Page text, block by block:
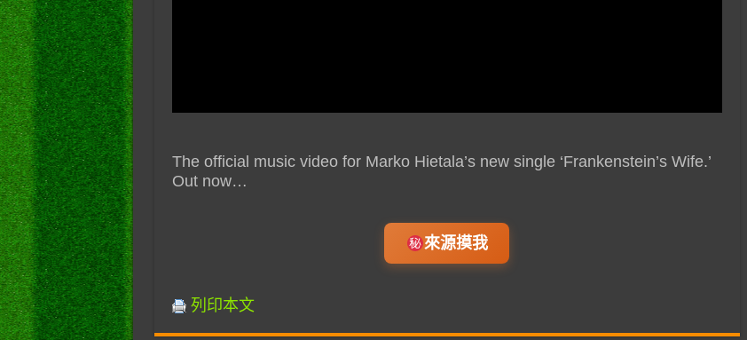
The official music video for Marko Hietala’s new single ‘Frankenstein’s Wife.’
Out now…
來源摸我
列印本文